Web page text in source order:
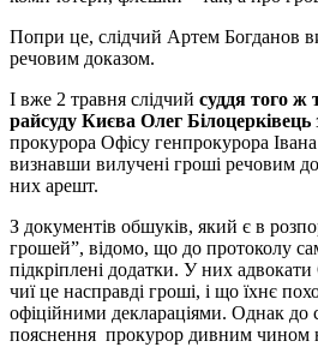
Попри це, слідчий Артем Богданов
речовим доказом.
І вже 2 травня слідчий суддя того ж
райсуду Києва Олег Білоцерківець
прокурора Офісу генпрокурора
визнавши вилучені гроші речовим
них арешт.
З документів обшуків, який є в
грошей”, відомо, що до протоколу
підкріплені додатки. У них
чиї це насправді гроші, і що їхнє
офіційними деклараціями. Однак до
пояснення прокурор дивним чином